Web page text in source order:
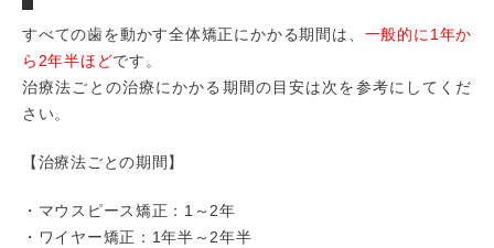
すべての歯を動かす全体矯正にかかる期間は、 一般的に1年か
ら2年半ほどです。
治療法ごとの治療にかかる期間の目安は次を参考にしてくだ
さい。
【治療法ごとの期間】
・マウスピース矯正：1～2年
・ワイヤー矯正：1年半～2年半